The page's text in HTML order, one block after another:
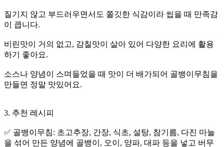
질기지 않고 부드러우면서도 쫄깃한 식감이라 씹을 때 만족감
이 큽니다.
비린맛이 거의 없고, 감칠맛이 살아 있어 다양한 요리에 활용
하기 좋아요.
소스나 양념이 스며들었을 때 맛이 더 배가되어 골뱅이무침을
만들면 정말 맛있어요.
3. 추천 레시피
✅ 골뱅이무침: 초고추장, 간장, 식초, 설탕, 참기름, 다진 마늘
을 섞어 만든 양념에 골뱅이, 오이, 양파, 대파 등을 넣고 버무